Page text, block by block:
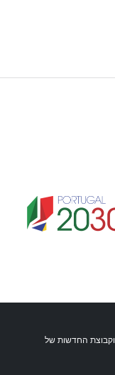
כל התוכן והעיצוב הוא זכויות יוצרים Anglopress Lda וקבוצת החדשות של